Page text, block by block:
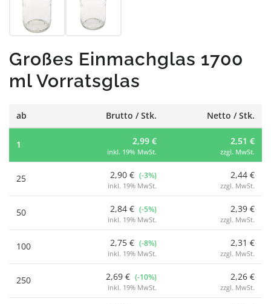
Großes Einmachglas 1700
ml Vorratsglas
ab Brutto / Stk. Netto / Stk.
1 2,99 €
inkl. 19% MwSt.
2,51 €
zzgl. MwSt.
25 2,90 € (-3%)
inkl. 19% MwSt.
2,44 €
zzgl. MwSt.
50 2,84 € (-5%)
inkl. 19% MwSt.
2,39 €
zzgl. MwSt.
100 2,75 € (-8%)
inkl. 19% MwSt.
2,31 €
zzgl. MwSt.
250 2,69 € (-10%)
inkl. 19% MwSt.
2,26 €
zzgl. MwSt.